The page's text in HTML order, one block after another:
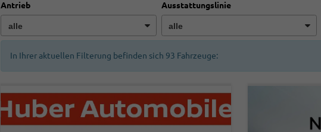
Antrieb Ausstattungslinie
In Ihrer aktuellen Filterung befinden sich 93 Fahrzeuge: